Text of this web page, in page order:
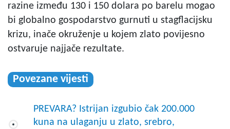
razine između 130 i 150 dolara po barelu mogao
bi globalno gospodarstvo gurnuti u stagflacijsku
krizu, inače okruženje u kojem zlato povijesno
ostvaruje najjače rezultate.
Povezane vijesti
PREVARA? Istrijan izgubio čak 200.000
kuna na ulaganju u zlato, srebro,